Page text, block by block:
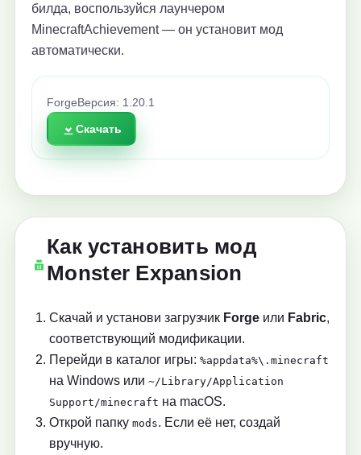
билда, воспользуйся лаунчером
MinecraftAchievement — он установит мод
автоматически.
Forge Версия: 1.20.1
Скачать
Как установить мод
Monster Expansion
Скачай и установи загрузчик Forge или Fabric,
соответствующий модификации.
Перейди в каталог игры: %appdata%\.minecraft
на Windows или ~/Library/Application
Support/minecraft на macOS.
Открой папку mods. Если её нет, создай
вручную.